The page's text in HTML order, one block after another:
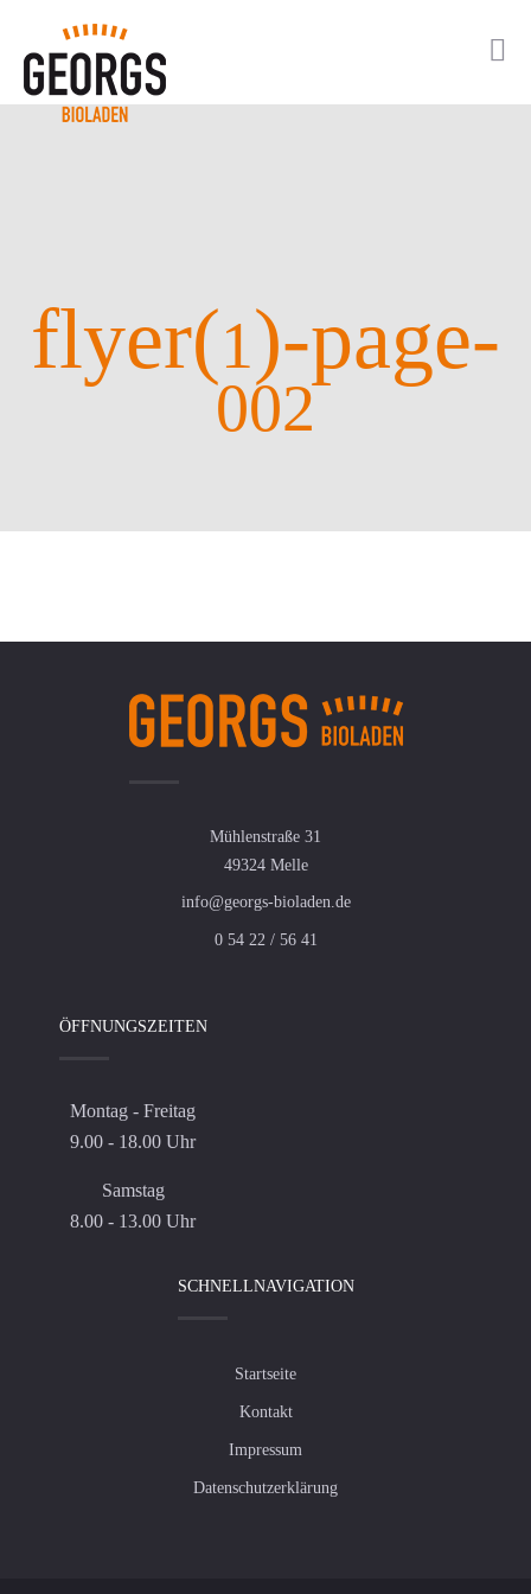
flyer(1)-page-
002
Mühlenstraße 31
49324 Melle
info@georgs-bioladen.de
0 54 22 / 56 41
ÖFFNUNGSZEITEN
Montag - Freitag
9.00 - 18.00 Uhr
Samstag
8.00 - 13.00 Uhr
SCHNELLNAVIGATION
Startseite
Kontakt
Impressum
Datenschutzerklärung